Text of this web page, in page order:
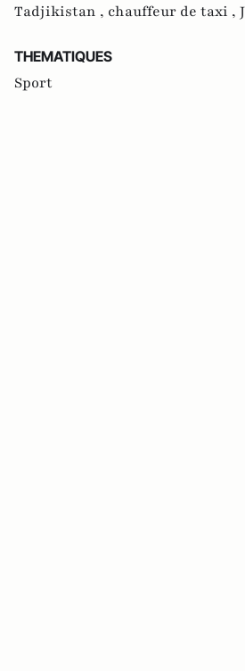
Tadjikistan , chauffeur de taxi ,
THEMATIQUES
Sport